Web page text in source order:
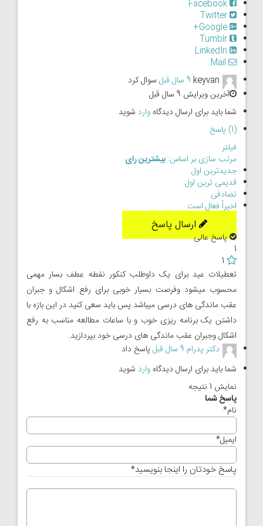
keyvan 9 سال قبل
سوال کرد
آخرین ویرایش 9 سال قبل
شما باید برای ارسال دیدگاه وارد شوید
(1) پاسخ
فیلتر
مرتب سازی بر اساس: بیشترین رای
جدیدترین اول
قدیمی ترین اول
تصادفی
اخیراً فعال است
ارسال پاسخ
پاسخ عالی
1
1
تعطیلات عید برای یک داوطلب کنکور نقطه عطف بسار مهمی
محسوب میشود وفرصت بسیار خوبی برای رفع اشکال و جبران
عقب ماندگی های درسی میباشد.پس باید سعی کنید در این بازه با
داشتن یک برنامه ریزی خوب و با ساعات مطالعه مناسب به رفع
اشکال وجبران عقب ماندگی های درسی خود بپردازید.
دکتر پدرام 9 سال قبل
پاسخ داد
شما باید برای ارسال دیدگاه وارد شوید
نمایش 1 نتیجه
پاسخ شما
نام*
ایمیل*
پاسخ خودتان را اینجا بنویسید*